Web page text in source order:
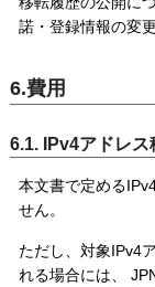
諾・登録情報の変
6.費用
6.1. IPv4アドレス
本文書で定める
せん。
ただし、対象IPv4
れる場合には、